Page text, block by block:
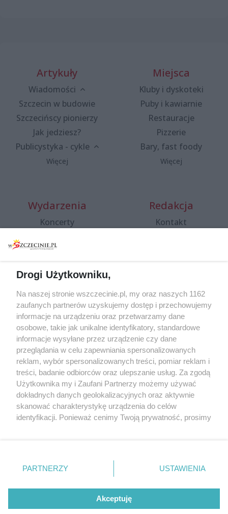
Artykuły
Wiadomości
Szczecin w budowie
Szczecińscy pionierzy
Jak jedziesz?
Publicystyka - cykle
Więcej
Miejsca
Kluby i dyskoteki
Puby i kawiarnie
Restauracje
Pizzerie
Bary, fast foody
Więcej
Wydarzenia
Koncerty
Spacery i oprowadzania
targi
Wernisaże
Więcej
Redakcja
Kontakt
Specjalny koncert z okazji
20. urodzin portalu
wSzczecinie.pl
Regulamin konkursów
śniadaniówka "Hej
Szczecin! Jest piątek!"
Partnerzy
Praca Szczecin
© 2026 wSzczecinie.pl
Created by GOD
Drogi Użytkowniku,
Na naszej stronie wszczecinie.pl, my oraz naszych 1162
zaufanych partnerów uzyskujemy dostęp i przechowujemy
informacje na urządzeniu oraz przetwarzamy dane
osobowe, takie jak unikalne identyfikatory, standardowe
informacje wysyłane przez urządzenie czy dane
przeglądania w celu zapewniania spersonalizowanych
reklam, wybór spersonalizowanych treści, pomiar reklam i
treści, badanie odbiorców oraz ulepszanie usług. Za zgodą
Użytkownika my i Zaufani Partnerzy możemy używać
dokładnych danych geolokalizacyjnych oraz aktywnie
skanować charakterystykę urządzenia do celów
identyfikacji. Ponieważ cenimy Twoją prywatność, prosimy
prywatności znajdujący się w lewym dolnym rogu strony
. Niektóre rodzaje przetwarzania danych nie wymagają
takiemu przetwarzaniu. Preferencje będą miały
zastosowania tylko na tej witrynie.
PARTNERZY USTAWIENIA
Akceptuję